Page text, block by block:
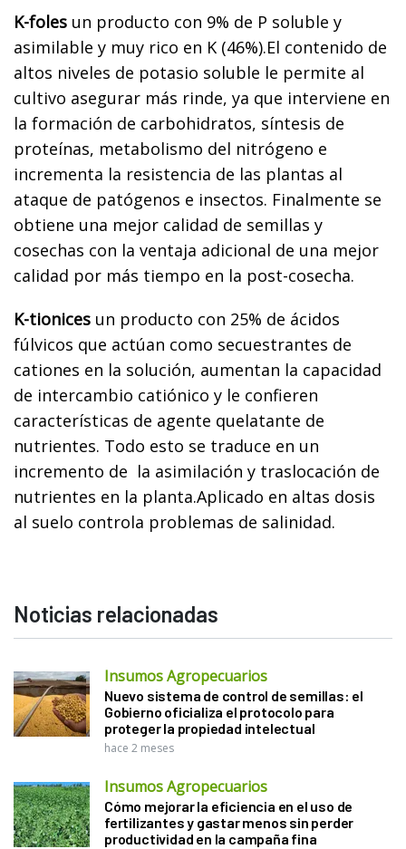
K-foles un producto con 9% de P soluble y
asimilable y muy rico en K (46%).El contenido de
altos niveles de potasio soluble le permite al
cultivo asegurar más rinde, ya que interviene en
la formación de carbohidratos, síntesis de
proteínas, metabolismo del nitrógeno e
incrementa la resistencia de las plantas al
ataque de patógenos e insectos. Finalmente se
obtiene una mejor calidad de semillas y
cosechas con la ventaja adicional de una mejor
calidad por más tiempo en la post-cosecha.
K-tionices un producto con 25% de ácidos
fúlvicos que actúan como secuestrantes de
cationes en la solución, aumentan la capacidad
de intercambio catiónico y le confieren
características de agente quelatante de
nutrientes. Todo esto se traduce en un
incremento de la asimilación y traslocación de
nutrientes en la planta.Aplicado en altas dosis
al suelo controla problemas de salinidad.
Noticias relacionadas
Insumos Agropecuarios
Nuevo sistema de control de semillas: el
Gobierno oficializa el protocolo para
proteger la propiedad intelectual
hace 2 meses
Insumos Agropecuarios
Cómo mejorar la eficiencia en el uso de
fertilizantes y gastar menos sin perder
productividad en la campaña fina